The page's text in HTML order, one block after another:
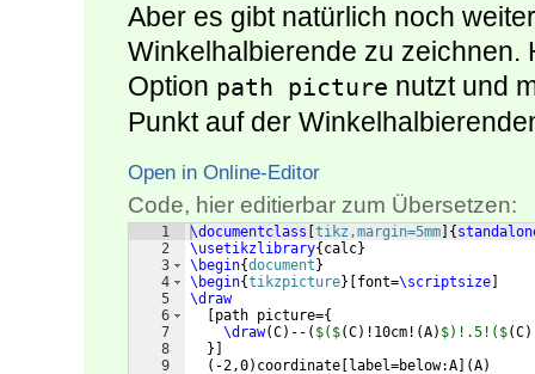
Aber es gibt natürlich noch
Winkelhalbierende zu zeichnen.
Option path picture nutzt und
Punkt auf der
Open in Online-Editor
Code, hier editierbar zum Übersetzen:
1
2
3
4
5
6
7
8
9
\documentclass tikz,margin=5mm {
\usetikzlibrary{ calc}
\begin{document }
\begin{tikzpicture} font=\scriptsize
\draw
path picture={
\draw(C) -- ( $($(C) !10cm! (A) $)!.5!($(C)
}]
( -2,0) coordinate label=below:A (A)